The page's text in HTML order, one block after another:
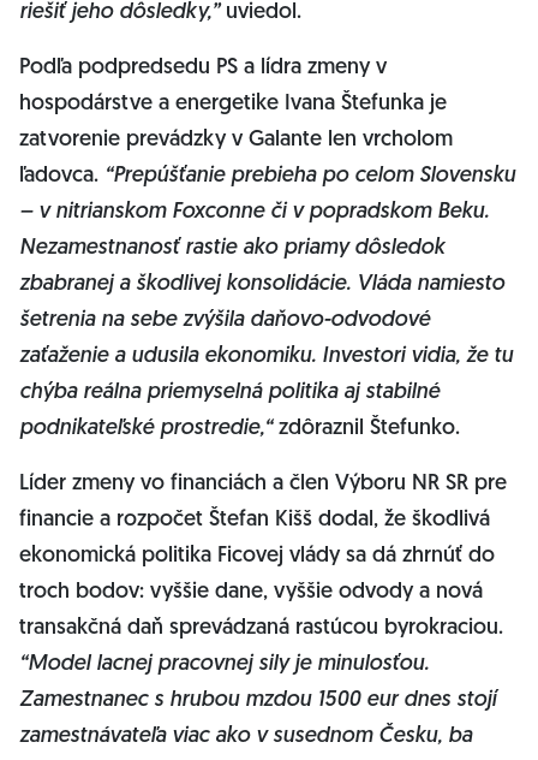
riešiť jeho dôsledky,” uviedol.
Podľa podpredsedu PS a lídra zmeny v
hospodárstve a energetike Ivana Štefunka je
zatvorenie prevádzky v Galante len vrcholom
ľadovca. “Prepúšťanie prebieha po celom Slovensku
– v nitrianskom Foxconne či v popradskom Beku.
Nezamestnanosť rastie ako priamy dôsledok
zbabranej a škodlivej konsolidácie. Vláda namiesto
šetrenia na sebe zvýšila daňovo-odvodové
zaťaženie a udusila ekonomiku. Investori vidia, že tu
chýba reálna priemyselná politika aj stabilné
podnikateľské prostredie,“zdôraznil Štefunko.
Líder zmeny vo financiách a člen Výboru NR SR pre
financie a rozpočet Štefan Kišš dodal, že škodlivá
ekonomická politika Ficovej vlády sa dá zhrnúť do
troch bodov: vyššie dane, vyššie odvody a nová
transakčná daň sprevádzaná rastúcou byrokraciou.
“Model lacnej pracovnej sily je minulosťou.
Zamestnanec s hrubou mzdou 1500 eur dnes stojí
zamestnávateľa viac ako v susednom Česku, ba